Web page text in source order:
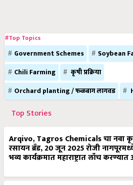
#Top Topics
Government Schemes Soybean
Chili Farming
कृषी प्रक्रिया
Orchard planting / फळबाग लागवड
Top Stories
Arqivo, Tagros Chemicals चा नवा
रसायन ब्रँड, 20 जून 2025 रोजी
भव्य कार्यक्रमात महाराष्ट्रात लाँच